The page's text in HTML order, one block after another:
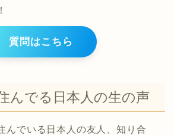
質問はこちら
んでる日本人の生の声
んでいる日本人の友人、知り合